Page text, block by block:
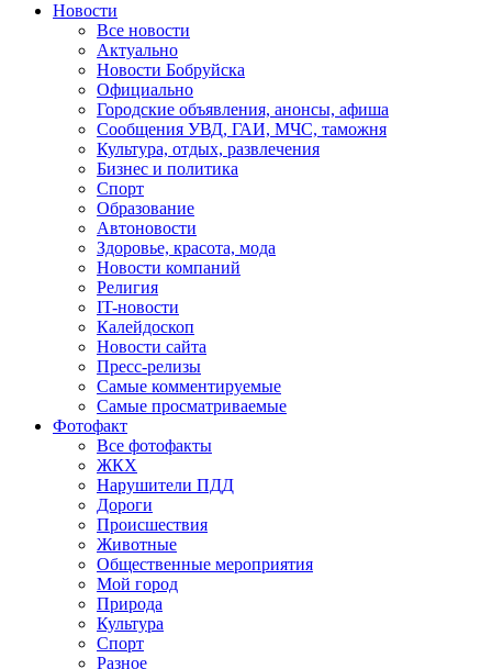
Новости
Все новости
Актуально
Новости Бобруйска
Официально
Городские объявления, анонсы, афиша
Сообщения УВД, ГАИ, МЧС, таможня
Культура, отдых, развлечения
Бизнес и политика
Спорт
Образование
Автоновости
Здоровье, красота, мода
Новости компаний
Религия
IT-новости
Калейдоскоп
Новости сайта
Пресс-релизы
Самые комментируемые
Самые просматриваемые
Фотофакт
Все фотофакты
ЖКХ
Нарушители ПДД
Дороги
Происшествия
Животные
Общественные мероприятия
Мой город
Природа
Культура
Спорт
Разное